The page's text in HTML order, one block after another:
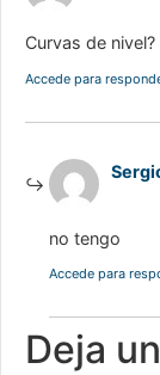
Curvas de nivel?
Accede para
no tengo
Accede para
Deja